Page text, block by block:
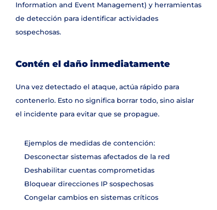
Information and Event Management) y herramientas
de detección para identificar actividades
sospechosas.
Contén el daño inmediatamente
Una vez detectado el ataque, actúa rápido para
contenerlo. Esto no significa borrar todo, sino aislar
el incidente para evitar que se propague.
Ejemplos de medidas de contención:
Desconectar sistemas afectados de la red
Deshabilitar cuentas comprometidas
Bloquear direcciones IP sospechosas
Congelar cambios en sistemas críticos